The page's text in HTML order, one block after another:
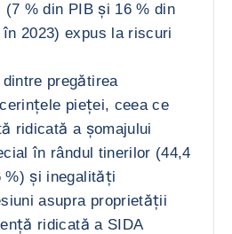
(7 % din PIB și 16 % din
2023) expus la riscuri
pregătirea
pieței, ceea ce
ridicată a șomajului
în rândul tinerilor (44,4
%) și inegalități
asupra proprietății
ridicată a SIDA